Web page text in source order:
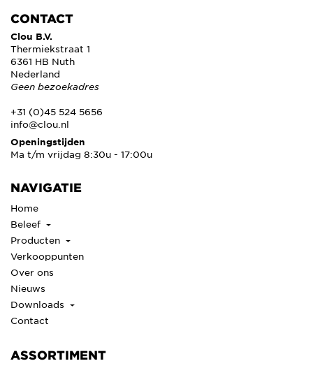
CONTACT
Clou B.V.
Thermiekstraat 1
6361 HB Nuth
Nederland
Geen bezoekadres
+31 (0)45 524 5656
info@clou.nl
Openingstijden
Ma t/m vrijdag 8:30u - 17:00u
NAVIGATIE
Home
Beleef
Producten
Verkooppunten
Over ons
Nieuws
Downloads
Contact
ASSORTIMENT